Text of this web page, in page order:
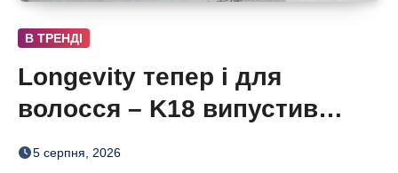
В ТРЕНДІ
Longevity тепер і для
волосся – K18 випустив
нічну сироватку FutureIQ
5 серпня, 2026